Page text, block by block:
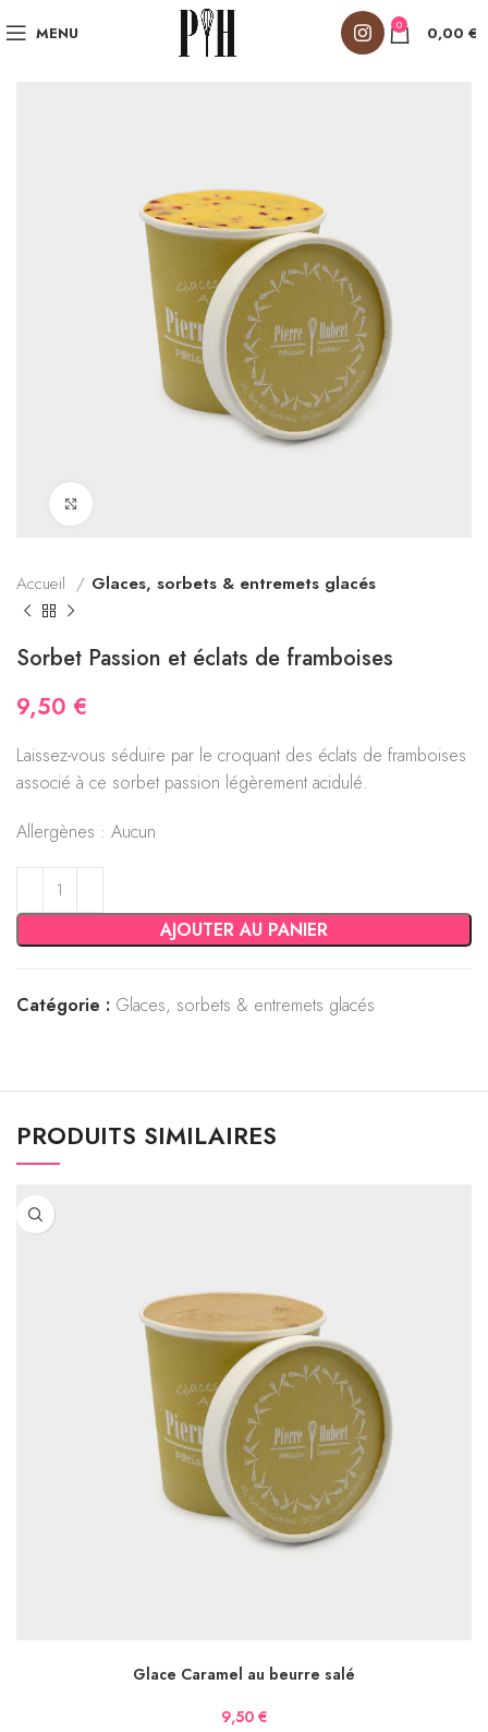
MENU 0 0,00 €
Accueil Glaces, sorbets & entremets glacés
Sorbet Passion et éclats de framboises
9,50 €
Laissez-vous séduire par le croquant des éclats de framboises
associé à ce sorbet passion légèrement acidulé.
Allergènes : Aucun
AJOUTER AU PANIER
Catégorie : Glaces, sorbets & entremets glacés
PRODUITS SIMILAIRES
Glace Caramel au beurre salé
9,50 €